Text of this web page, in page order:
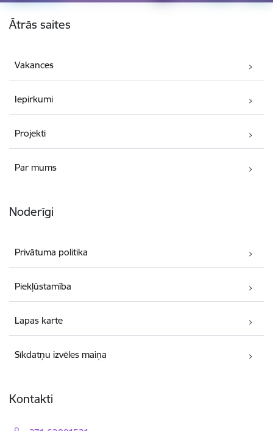
Kājene
Ātrās saites
Vakances
Iepirkumi
Projekti
Par mums
Noderīgi
Privātuma politika
Piekļūstamība
Lapas karte
Sīkdatņu izvēles maiņa
Kontakti